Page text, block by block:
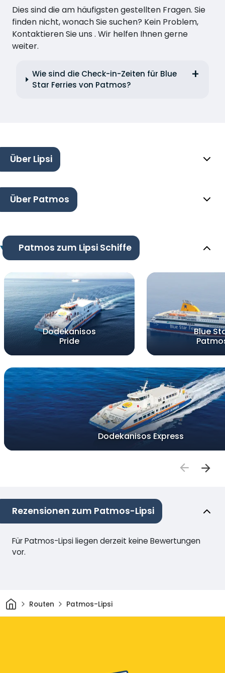
Dies sind die am häufigsten gestellten Fragen. Sie
finden nicht, wonach Sie suchen? Kein Problem,
Kontaktieren Sie uns . Wir helfen Ihnen gerne
weiter.
Wie sind die Check-in-Zeiten für Blue
Star Ferries von Patmos?
Über Lipsi
Über Patmos
Patmos zum Lipsi Schiffe
Dodekanisos
Pride
Blue
Dodekanisos Express
Rezensionen zum Patmos-Lipsi
Für Patmos-Lipsi liegen derzeit keine Bewertungen
vor.
HeimRouten Patmos-Lipsi